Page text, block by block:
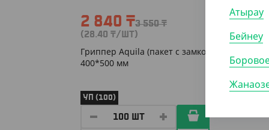
2 840 ₸3 550₸
(28.40 ₸/ШТ)
Гриппер Aquila (пакет с замком)
400*500 мм
УП (100)
Атырау
Бейнеу